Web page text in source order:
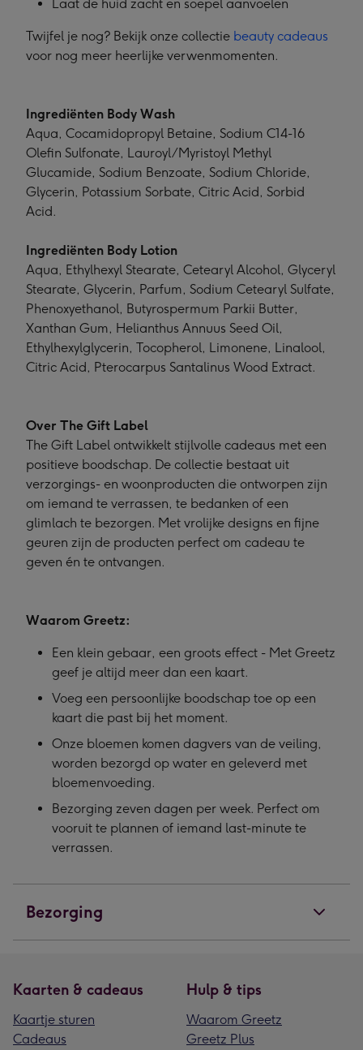
Laat de huid zacht en soepel aanvoelen
Twijfel je nog? Bekijk onze collectie beauty cadeaus
voor nog meer heerlijke verwenmomenten.
Ingrediënten Body Wash
Aqua, Cocamidopropyl Betaine, Sodium C14-16
Olefin Sulfonate, Lauroyl/Myristoyl Methyl
Glucamide, Sodium Benzoate, Sodium Chloride,
Glycerin, Potassium Sorbate, Citric Acid, Sorbid
Acid.
Ingrediënten Body Lotion
Aqua, Ethylhexyl Stearate, Cetearyl Alcohol, Glyceryl
Stearate, Glycerin, Parfum, Sodium Cetearyl Sulfate,
Phenoxyethanol, Butyrospermum Parkii Butter,
Xanthan Gum, Helianthus Annuus Seed Oil,
Ethylhexylglycerin, Tocopherol, Limonene, Linalool,
Citric Acid, Pterocarpus Santalinus Wood Extract.
Over The Gift Label
The Gift Label ontwikkelt stijlvolle cadeaus met een
positieve boodschap. De collectie bestaat uit
verzorgings- en woonproducten die ontworpen zijn
om iemand te verrassen, te bedanken of een
glimlach te bezorgen. Met vrolijke designs en fijne
geuren zijn de producten perfect om cadeau te
geven én te ontvangen.
Waarom Greetz:
Een klein gebaar, een groots effect - Met Greetz
geef je altijd meer dan een kaart.
Voeg een persoonlijke boodschap toe op een
kaart die past bij het moment.
Onze bloemen komen dagvers van de veiling,
worden bezorgd op water en geleverd met
bloemenvoeding.
Bezorging zeven dagen per week. Perfect om
vooruit te plannen of iemand last-minute te
verrassen.
Bezorging
Kaarten & cadeaus
Kaartje sturen
Cadeaus
Hulp & tips
Waarom Greetz
Greetz Plus